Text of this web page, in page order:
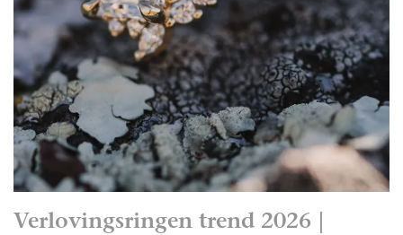
Verlovingsringen trend 2026 |